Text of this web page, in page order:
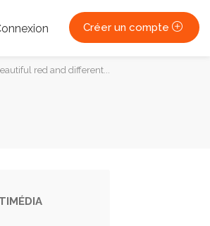
Créer un compte
red and different...